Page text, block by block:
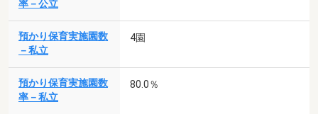
率－公立
預かり保育実施園数
－私立
4園
預かり保育実施園数
率－私立
80.0％